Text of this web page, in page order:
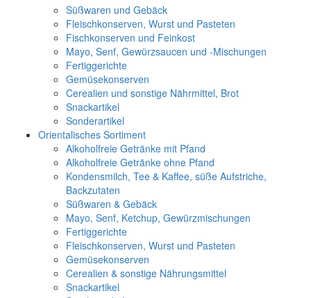
Süßwaren und Gebäck
Fleischkonserven, Wurst und Pasteten
Fischkonserven und Feinkost
Mayo, Senf, Gewürzsaucen und -Mischungen
Fertiggerichte
Gemüsekonserven
Cerealien und sonstige Nährmittel, Brot
Snackartikel
Sonderartikel
Orientalisches Sortiment
Alkoholfreie Getränke mit Pfand
Alkoholfreie Getränke ohne Pfand
Kondensmilch, Tee & Kaffee, süße Aufstriche,
Backzutaten
Süßwaren & Gebäck
Mayo, Senf, Ketchup, Gewürzmischungen
Fertiggerichte
Fleischkonserven, Wurst und Pasteten
Gemüsekonserven
Cerealien & sonstige Nährungsmittel
Snackartikel